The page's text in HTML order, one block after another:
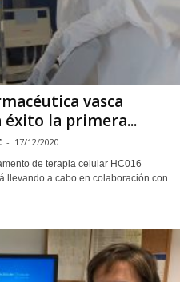
vasca
éxito la primera...
- 17/12/2020
de terapia celular HC016
llevando a cabo en colaboración con